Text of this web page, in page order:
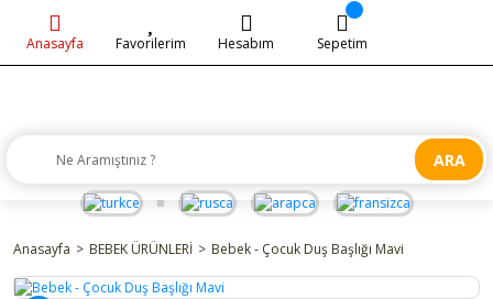
ARA
Anasayfa Favorilerim Hesabım Sepetim
Anasayfa BEBEK ÜRÜNLERİ Bebek - Çocuk Duş Başlığı Mavi